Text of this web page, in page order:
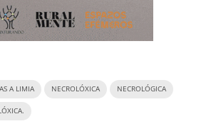
A LIMIA NECROLÓXICA NECROLÓGICA